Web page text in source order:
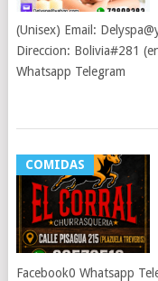
(Unisex) Email:
Direccion: Bolivia#281
Whatsapp Telegram
COMIDAS
Facebook0 Whatsapp